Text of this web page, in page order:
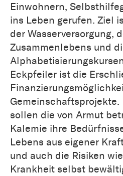
Einwohnern,
ins Leben gerufen. Ziel
der Wasserversorgung,
Zusammenlebens und
Eckpfeiler ist die
Gemeinschaftsprojekte.
sollen die von Armut
Kalemie ihre
Lebens aus eigener
und auch die Risiken
Krankheit selbst